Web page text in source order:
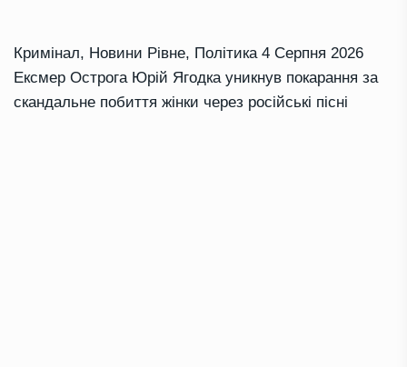
Кримінал, Новини Рівне, Політика 4 Серпня 2026
Ексмер Острога Юрій Ягодка уникнув покарання за
скандальне побиття жінки через російські пісні